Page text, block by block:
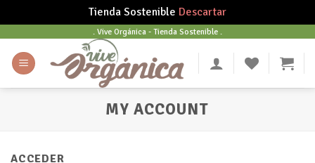
Tienda Sostenible Descartar
content
. Vive Orgánica - Tienda Sostenible .
MY ACCOUNT
ACCEDER